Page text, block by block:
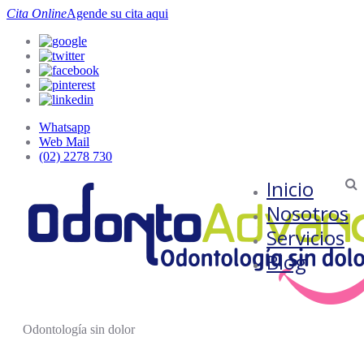
Cita OnlineAgende su cita aqui
Whatsapp
Web Mail
(02) 2278 730
Odontología sin dolor
Inicio
Nosotros
Servicios
Blog